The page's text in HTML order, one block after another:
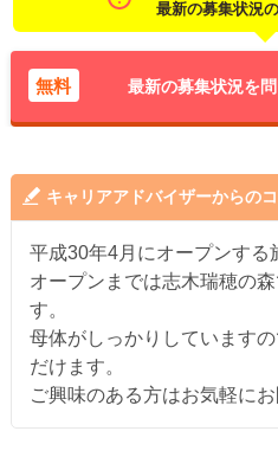
最新の募集状況
無料 最新の募集状況を
キャリアアドバイザーからの
平成30年4月にオープンする
オープンまでは志木瑞穂の
す。
母体がしっかりしています
だけます。
ご興味のある方はお気軽にお